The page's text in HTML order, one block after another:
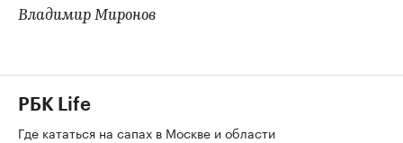
Владимир Миронов
РБК Life
Где кататься на сапах в Москве и области